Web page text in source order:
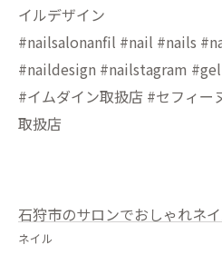
イルデザイン
#nailsalonanfil #nail #nails
#naildesign #nailstagram
#イムダイン取扱店 #セフィ
取扱店
石狩市のサロンでおしゃれネ
ネイル